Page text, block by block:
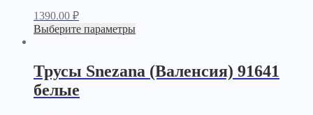
1390.00 ₽
Выберите параметры
Трусы Snezana (Валенсия) 91641
белые